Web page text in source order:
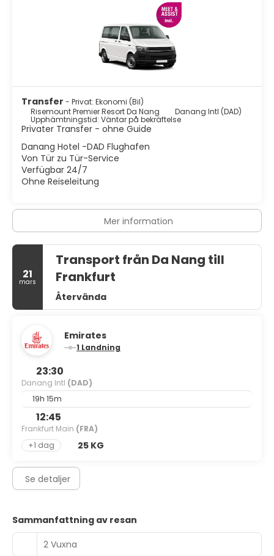
Transfer - Privat: Ekonomi (Bil)
Risemount Premier Resort Da Nang
Danang Intl (DAD)
Upphämtningstid: Väntar på bekräftelse
Privater Transfer - ohne Guide
Danang Hotel -DAD Flughafen
Von Tür zu Tür-Service
Verfügbar 24/7
Ohne Reiseleitung
Mer information
21
mars
Transport från Da Nang till
Frankfurt
Återvända
Emirates
1 Landning
23:30
Danang Intl (DAD)
19h 15m
12:45
Frankfurt Main (FRA)
+1 dag
25 KG
Se detaljer
Sammanfattning av resan
2 Vuxna